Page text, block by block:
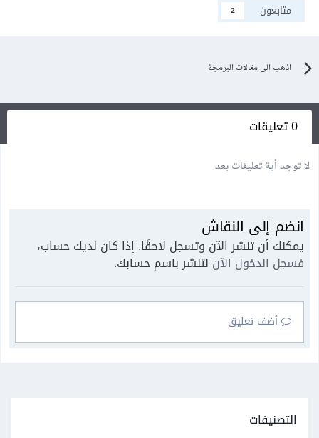
متابعون
2
اذهب الى مقالات البرمجة
0 تعليقات
لا توجد أية تعليقات بعد
انضم إلى النقاش
يمكنك أن تنشر الآن وتسجل لاحقًا. إذا كان لديك حساب،
فسجل الدخول الآن لتنشر باسم حسابك.
أضف تعليق
التصنيفات